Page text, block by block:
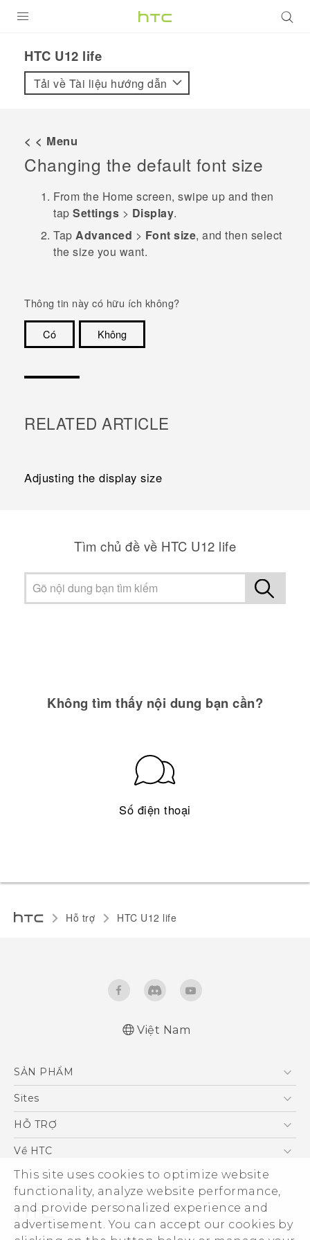
This site uses cookies to optimize website
functionality, analyze website performance,
and provide personalized experience and
advertisement. You can accept our cookies by
VIVE
VIVERSE
ỨNG DỤNG
HỖ TRỢ
HTC U12 life‎
Tải về Tài liệu hướng dẫn
< < Menu
Changing the default font size
From the Home screen, swipe up and then
tap Settings > Display.
Tap Advanced > Font size, and then select
the size you want.
Thông tin này có hữu ích không?
Có
Không
RELATED ARTICLE
Adjusting the display size
Tìm chủ đề về HTC U12 life
Không tìm thấy nội dung bạn cần?
Số điện thoại
Hỗ trợ HTC U12 life‎
Việt Nam
SẢN PHẨM
5G
Điện Thoại Thông Minh
VIVE
Sites
HTC Dev
HỖ TRỢ
Trung tâm hỗ trợ
Hỗ trợ bảo hành HTC
Về HTC
ESG
Nhà đầu tư
Làm việc tại HTC